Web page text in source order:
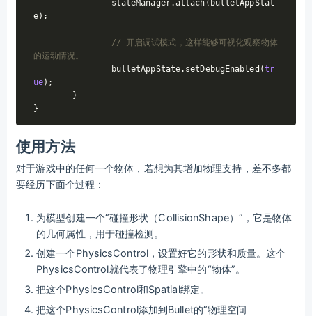
e);
// 开启调试模式，这样能够可视化观察物体
的运动情况。
		bulletAppState.setDebugEnabled(
tr
ue);
使用方法
对于游戏中的任何一个物体，若想为其增加物理支持，差不多都
要经历下面个过程：
为模型创建一个“碰撞形状（CollisionShape）”，它是物体
的几何属性，用于碰撞检测。
创建一个PhysicsControl，设置好它的形状和质量。这个
PhysicsControl就代表了物理引擎中的“物体”。
把这个PhysicsControl和Spatial绑定。
把这个PhysicsControl添加到Bullet的“物理空间